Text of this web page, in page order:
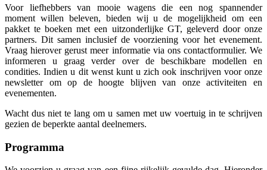
Voor liefhebbers van mooie wagens die een nog spannender
moment willen beleven, bieden wij u de mogelijkheid om een
pakket te boeken met een uitzonderlijke GT, geleverd door onze
partners. Dit samen inclusief de voorziening voor het evenement.
Vraag hierover gerust meer informatie via ons contactformulier. We
informeren u graag verder over de beschikbare modellen en
condities. Indien u dit wenst kunt u zich ook inschrijven voor onze
newsletter om op de hoogte blijven van onze activiteiten en
evenementen.
Wacht dus niet te lang om u samen met uw voertuig in te schrijven
gezien de beperkte aantal deelnemers.
Programma